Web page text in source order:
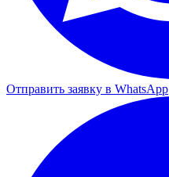
Отправить заявку в WhatsApp